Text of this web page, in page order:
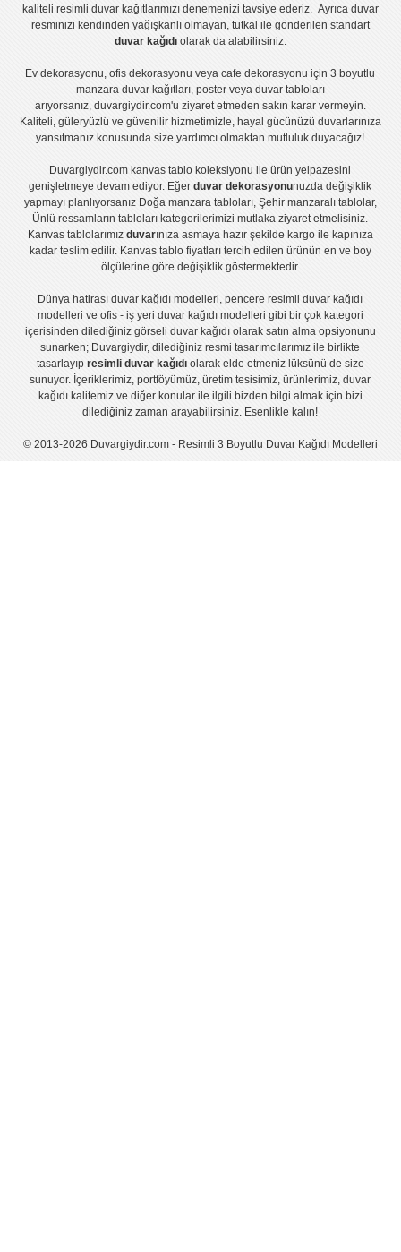
kaliteli resimli duvar kağıtlarımızı denemenizi tavsiye ederiz. Ayrıca duvar
resminizi kendinden yağışkanlı olmayan, tutkal ile gönderilen standart
duvar kağıdıolarak da alabilirsiniz.
Ev dekorasyonu,ofis dekorasyonu veyacafe dekorasyonu için3 boyutlu
manzara duvar kağıtları, posterveya duvar tabloları
arıyorsanız, duvargiydir.com'u ziyaret etmeden sakın karar vermeyin.
Kaliteli, güleryüzlü ve güvenilir hizmetimizle, hayal gücünüzü duvarlarınıza
yansıtmanız konusunda size yardımcı olmaktan mutluluk duyacağız!
Duvargiydir.com kanvas tablo koleksiyonu ile ürün yelpazesini
genişletmeye devam ediyor. Eğerduvar dekorasyonunuzda değişiklik
yapmayı planlıyorsanız Doğa manzara tabloları, Şehir manzaralı tablolar,
Ünlü ressamların tabloları kategorilerimizi mutlaka ziyaret etmelisiniz.
Kanvas tablolarımız duvarınıza asmaya hazır şekilde kargo ile kapınıza
kadar teslim edilir. Kanvas tablo fiyatlarıtercih edilen ürünün en ve boy
ölçülerine göre değişiklik göstermektedir.
Dünya hatirası duvar kağıdı modelleri,pencere resimli duvar kağıdı
modelleri ve ofis - iş yeri duvar kağıdı modelleri gibi bir çok kategori
içerisinden dilediğiniz görseli duvar kağıdı olarak satın alma opsiyonunu
sunarken; Duvargiydir, dilediğiniz resmi tasarımcılarımız ile birlikte
tasarlayıp resimli duvar kağıdıolarak elde etmeniz lüksünü de size
sunuyor. İçeriklerimiz, portföyümüz, üretim tesisimiz, ürünlerimiz, duvar
kağıdı kalitemiz ve diğer konular ile ilgili bizden bilgi almak için bizi
dilediğiniz zaman arayabilirsiniz. Esenlikle kalın!
© 2013-2026 Duvargiydir.com - Resimli 3 Boyutlu Duvar Kağıdı Modelleri